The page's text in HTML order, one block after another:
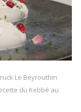
Le Beyrouthin
du Kebbé au